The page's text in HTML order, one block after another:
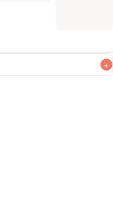
+
るべくお早めにお召